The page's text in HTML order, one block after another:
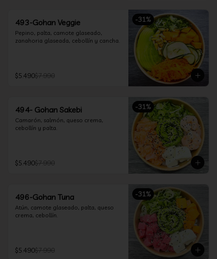
-31%
493-Gohan Veggie
Pepino, palta, camote glaseado,
zanahoria glaseada, cebollín y cancha.
$5.490$7.990
-31%
494- Gohan Sakebi
Camarón, salmón, queso crema,
cebollín y palta.
$5.490$7.990
-31%
496-Gohan Tuna
Atún, camote glaseado, palta, queso
crema, cebollín.
$5.490$7.990